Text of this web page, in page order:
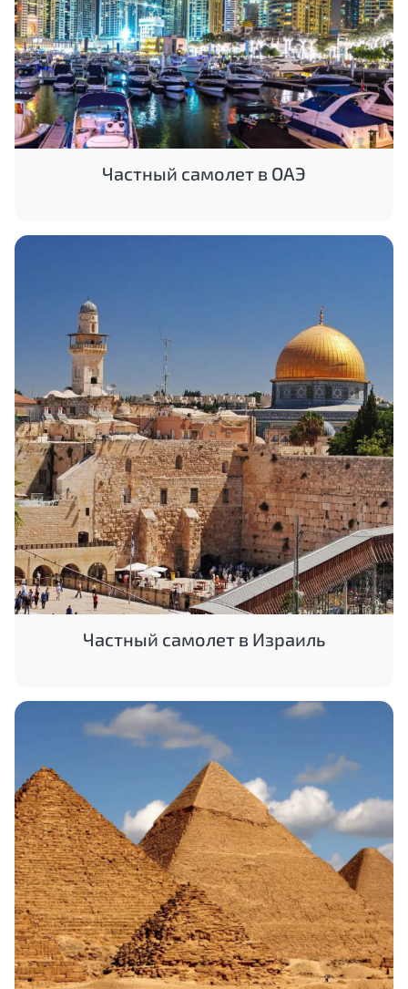
Частный самолет в ОАЭ
Частный самолет в Израиль